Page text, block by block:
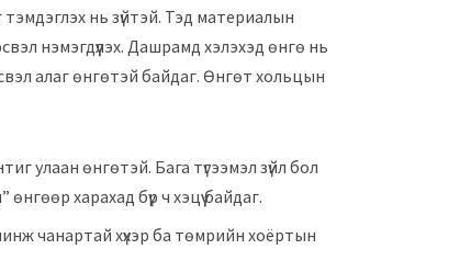
тэмдэглэх нь зүйтэй. Тэд материалын
нэмэгдүүлэх. Дашрамд хэлэхэд өнгө нь
алаг өнгөтэй байдаг. Өнгөт хольцын
улаан өнгөтэй. Бага түгээмэл зүйл бол
​​харахад бүр ч хэцүү байдаг.
чанартай хүхэр ба төмрийн хоёртын